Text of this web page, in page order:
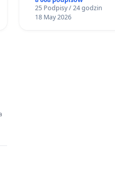
25 Podpisy / 24 godzin
18 May 2026